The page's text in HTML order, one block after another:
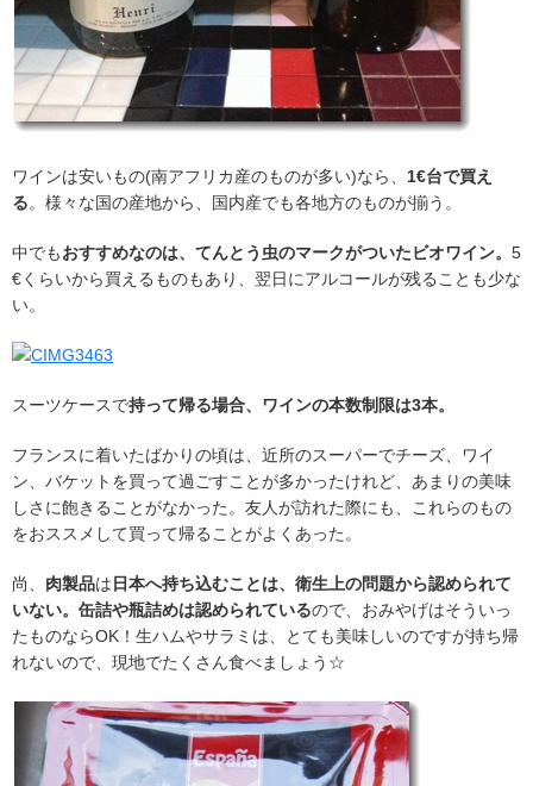
ワインは安いもの(南アフリカ産のものが多い)なら、 1€台で買え
る。様々な国の産地から、国内産でも各地方のものが揃う。
中でもおすすめなのは、てんとう虫のマークがついたビオワイン。 5
€くらいから買えるものもあり、翌日にアルコールが残ることも少な
い。
スーツケースで持って帰る場合、ワインの本数制限は3本。
フランスに着いたばかりの頃は、近所のスーパーでチーズ、ワイ
ン、バケットを買って過ごすことが多かったけれど、あまりの美味
しさに飽きることがなかった。友人が訪れた際にも、これらのもの
をおススメして買って帰ることがよくあった。
尚、 肉製品は 日本へ持ち込むことは、衛生上の問題から認められて
いない。 缶詰や瓶詰めは認められているので、おみやげはそういっ
たものならOK！生ハムやサラミは、とても美味しいのですが持ち帰
れないので、現地でたくさん食べましょう☆